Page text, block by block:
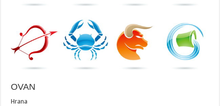
OVAN
Hrana